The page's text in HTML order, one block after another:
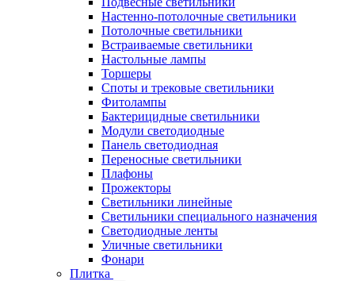
Настенно-потолочные светильники
Потолочные светильники
Встраиваемые светильники
Настольные лампы
Торшеры
Споты и трековые светильники
Фитолампы
Бактерицидные светильники
Модули светодиодные
Панель светодиодная
Переносные светильники
Плафоны
Прожекторы
Светильники линейные
Светильники специального назначения
Светодиодные ленты
Уличные светильники
Фонари
Плитка